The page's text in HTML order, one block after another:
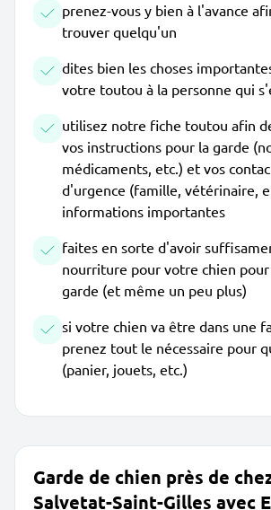
prenez-vous y bien à l'avance
trouver quelqu'un
dites bien les choses
votre toutou à la personne qui
utilisez notre fiche toutou afin
vos instructions pour la garde
médicaments, etc.) et vos
d'urgence (famille, vétérinaire,
informations importantes
faites en sorte d'avoir
nourriture pour votre chien
garde (et même un peu plus)
si votre chien va être dans une
prenez tout le nécessaire pour
(panier, jouets, etc.)
Garde de chien près de
Salvetat-Saint-Gilles avec